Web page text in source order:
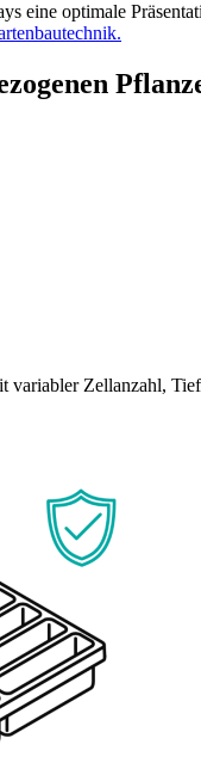
eine optimale
variabler Zellanzahl,